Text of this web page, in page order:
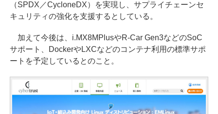
（SPDX／CycloneDX）を実現し、サプライチェーンセ
キュリティの強化を支援するとしている。
加えて今後は、i.MX8MPlusやR-Car Gen3などのSoC
サポート、DockerやLXCなどのコンテナ利用の標準サポ
ートを予定しているとのこと。